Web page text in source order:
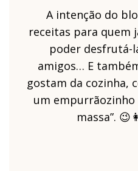
A intenção do
receitas para quem
poder desfrutá-
amigos… E
gostam da cozinha,
um empurrãozinho
massa”.